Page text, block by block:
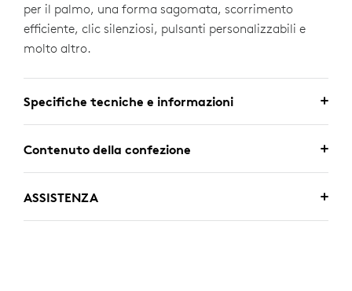
per il palmo, una forma sagomata, scorrimento
efficiente, clic silenziosi, pulsanti personalizzabili e
molto altro.
Specifiche tecniche e informazioni
Contenuto della confezione
ASSISTENZA